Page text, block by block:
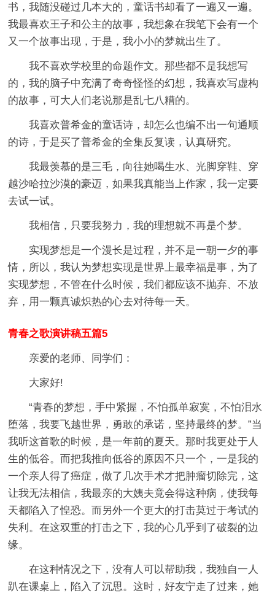
书，我随没碰过几本大的，童话书却看了一遍又一遍。
我最喜欢王子和公主的故事，我想象在我笔下会有一个
又一个故事出现，于是，我小小的梦就出生了。
我不喜欢学校里的命题作文。那些都不是我想写
的，我的脑子中充满了奇奇怪怪的幻想，我喜欢写虚构
的故事，可大人们老说那是乱七八糟的。
我喜欢普希金的童话诗，却怎么也编不出一句通顺
的诗，于是买了普希金的全集反复读，认真研究。
我最羡慕的是三毛，向往她喝生水、光脚穿鞋、穿
越沙哈拉沙漠的豪迈，如果我真能当上作家，我一定要
去试一试。
我相信，只要我努力，我的理想就不再是个梦。
实现梦想是一个漫长是过程，并不是一朝一夕的事
情，所以，我认为梦想实现是世界上最幸福是事，为了
实现梦想，不管在什么时候，我们都应该不抛弃、不放
弃，用一颗真诚炽热的心去对待每一天。
青春之歌演讲稿五篇5
亲爱的老师、同学们：
大家好!
“青春的梦想，手中紧握，不怕孤单寂寞，不怕泪水
堕落，我要飞越世界，勇敢的承诺，坚持最终的梦。”当
我听这首歌的时候，是一年前的夏天。那时我更处于人
生的低谷。而把我推向低谷的原因不只一个，一是我的
一个亲人得了癌症，做了几次手术才把肿瘤切除完，这
让我无法相信，我最亲的大姨夫竟会得这种病，使我每
天都陷入了惶恐。而另外一个更大的打击莫过于考试的
失利。在这双重的打击之下，我的心几乎到了破裂的边
缘。
在这种情况之下，没有人可以帮助我，我独自一人
趴在课桌上，陷入了沉思。这时，好友宁走了过来，她